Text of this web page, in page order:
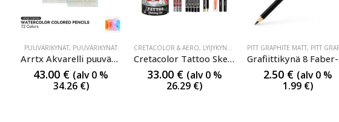
PUUVÄRIKYNÄT, PUUVÄRIKYNÄT
Arrtx Akvarelli puuvärikynä 72 värikynää
43.00 € (alv 0 %
34.26 €)
CRETACOLOR & AERO, LYIJYKYNÄT PIIRUSTUS-SARJAT ,PIIRUSTUS-
Cretacolor Tattoo Sketching Set
33.00 € (alv 0 %
26.29 €)
PITT GRAPHITE MATT, PITT GRAPHITE
2.50 € (alv 0 %
1.99 €)